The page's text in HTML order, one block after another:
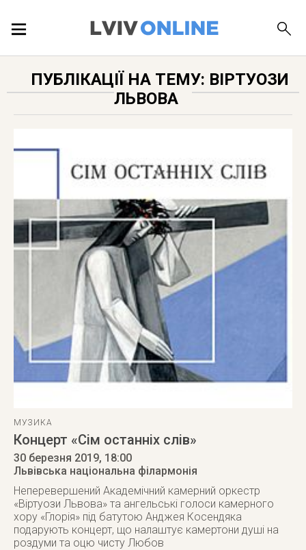
ПУБЛІКАЦІЇ
ДОВІДКА
ПУБЛІКАЦІЇ НА ТЕМУ: ВІРТУОЗИ
ЛЬВОВА
МУЗИКА
Концерт «Сім останніх слів»
30 березня 2019, 18:00
Львівська національна філармонія
Неперевершений Академічний камерний оркестр
«Віртуози Львова» та ангельські голоси камерного
хору «Глорія» під батутою Анджея Косендяка
подарують концерт, що налаштує камертони душі на
роздуми та оцю чисту Любов